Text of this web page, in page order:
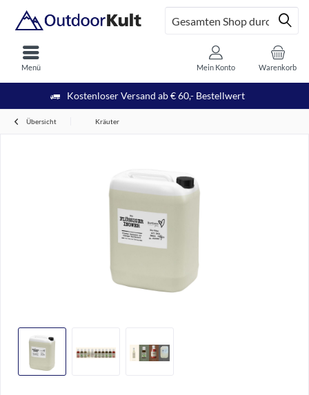
Kostenloser Versand ab € 60,- Bestellwert
Menü Warenkorb
Mein Konto
Übersicht Kräuter